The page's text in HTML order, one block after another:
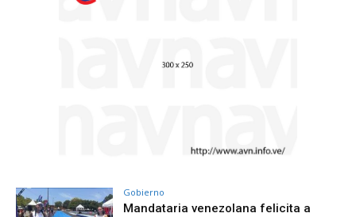
Gobierno
Mandataria venezolana felicita a